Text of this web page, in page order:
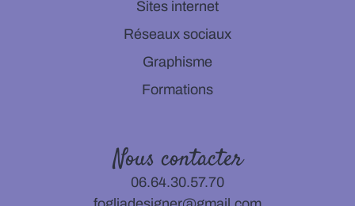
Sites internet
Réseaux sociaux
Graphisme
Formations
Nous contacter
06.64.30.57.70